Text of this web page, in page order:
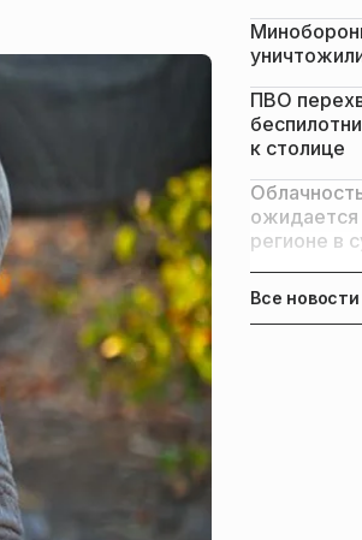
ПВО
к столице
регионе в
Все новости